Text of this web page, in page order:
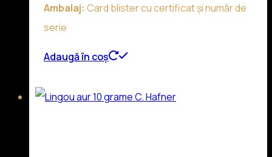
Ambalaj: Card blister cu certificat și număr de
serie
Adaugă în coș